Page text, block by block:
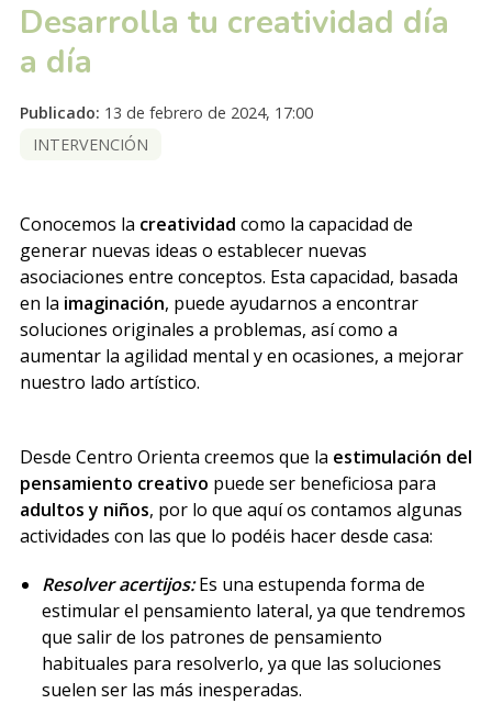
Desarrolla tu creatividad día
a día
Publicado: 13 de febrero de 2024, 17:00
INTERVENCIÓN
Conocemos la creatividad como la capacidad de
generar nuevas ideas o establecer nuevas
asociaciones entre conceptos. Esta capacidad, basada
en la imaginación, puede ayudarnos a encontrar
soluciones originales a problemas, así como a
aumentar la agilidad mental y en ocasiones, a mejorar
nuestro lado artístico.
Desde Centro Orienta creemos que la estimulación del
pensamiento creativo puede ser beneficiosa para
adultos y niños, por lo que aquí os contamos algunas
actividades con las que lo podéis hacer desde casa:
Resolver acertijos:Es una estupenda forma de
estimular el pensamiento lateral, ya que tendremos
que salir de los patrones de pensamiento
habituales para resolverlo, ya que las soluciones
suelen ser las más inesperadas.